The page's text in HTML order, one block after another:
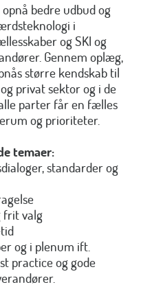
bedre udbud og
i
og SKI og
Gennem oplæg,
større kendskab til
privat sektor og i de
parter får en fælles
og prioriteter.
temaer:
standarder og
frit valg
og i plenum ift.
practice og gode